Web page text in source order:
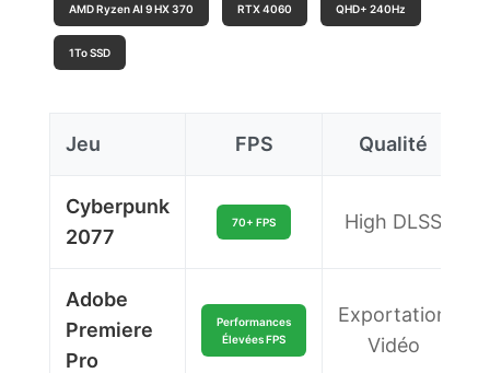
AMD Ryzen AI 9 HX 370 RTX 4060 QHD+ 240Hz
1To SSD
Jeu FPS Qualité
Cyberpunk
2077
70+ FPS High DLSS
Adobe
Premiere
Pro
Performances
Élevées FPS
Exportation
Vidéo